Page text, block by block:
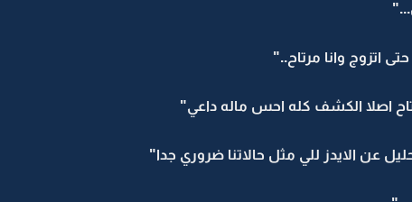
اتزوج وانا مرتاح.."
اصلا الكشف كله احس ماله داعي"
عن الايدز للي مثل حالاتنا ضروري جدا"